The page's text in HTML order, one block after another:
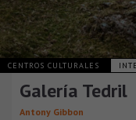
CENTROS CULTURALES
Galería Tedril
Antony Gibbon